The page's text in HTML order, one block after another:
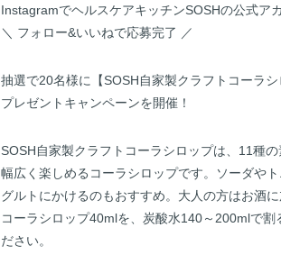
InstagramでヘルスケアキッチンSOSHの公式ア
＼ フォロー&いいねで応募完了 ／
抽選で20名様に【SOSH自家製クラフトコーラ
プレゼントキャンペーンを開催！
SOSH自家製クラフトコーラシロップは、11種
幅広く楽しめるコーラシロップです。ソーダや
グルトにかけるのもおすすめ。大人の方はお酒
コーラシロップ40mlを、炭酸水140～200mlで
ださい。